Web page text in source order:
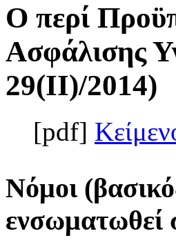
Ο περί
Ασφάλισης
29(II)/2014)
[pdf]
Νόμοι
ενσωματωθεί